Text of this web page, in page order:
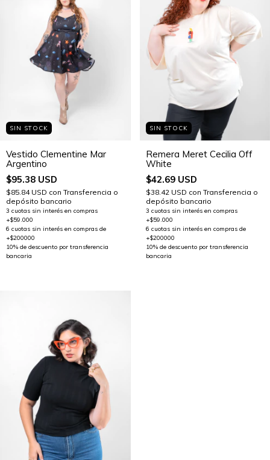
SIN STOCK
Vestido Clementine Mar
Argentino
$95.38 USD
$85.84 USD con Transferencia o
depósito bancario
SIN STOCK
Remera Meret Cecilia Off
White
$42.69 USD
$38.42 USD con Transferencia o
depósito bancario